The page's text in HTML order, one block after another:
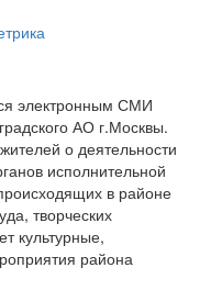
электронным СМИ
АО г.Москвы.
о деятельности
исполнительной
в районе
творческих
культурные,
района